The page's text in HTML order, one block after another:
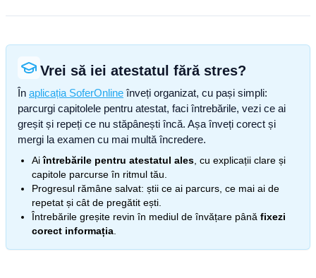
Vrei să iei atestatul fără stres?
În aplicația SoferOnline înveți organizat, cu pași simpli:
parcurgi capitolele pentru atestat, faci întrebările, vezi ce ai
greșit și repeți ce nu stăpânești încă. Așa înveți corect și
mergi la examen cu mai multă încredere.
Aiîntrebările pentru atestatul ales , cu explicații clare și
capitole parcurse în ritmul tău.
Progresul rămâne salvat: știi ce ai parcurs, ce mai ai de
repetat și cât de pregătit ești.
Întrebările greșite revin în mediul de învățare până fixezi
corect informația